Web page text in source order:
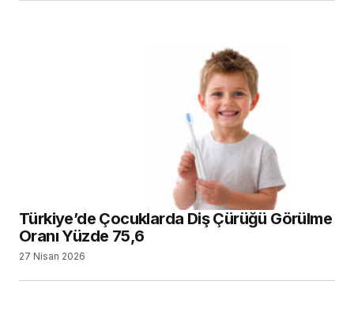
Türkiye’de Çocuklarda Diş Çürüğü Görülme
Oranı Yüzde 75,6
27 Nisan 2026